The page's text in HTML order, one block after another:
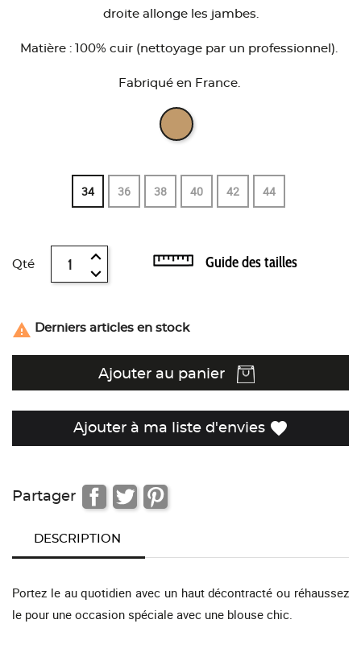
droite allonge les jambes.
Matière : 100% cuir (nettoyage par un professionnel).
Fabriqué en France.
34 36 38 40 42 44
Qté Guide des tailles
 Derniers articles en stock
Ajouter au panier
Ajouter à ma liste d'envies favorite
Partager
DESCRIPTION
Portez le au quotidien avec un haut décontracté ou réhaussez
le pour une occasion spéciale avec une blouse chic.